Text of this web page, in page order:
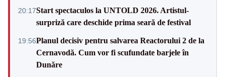
20:17Start spectaculos la UNTOLD 2026. Artistul-
surpriză care deschide prima seară de festival
19:56Planul decisiv pentru salvarea Reactorului 2 de la
Cernavodă. Cum vor fi scufundate barjele în
Dunăre